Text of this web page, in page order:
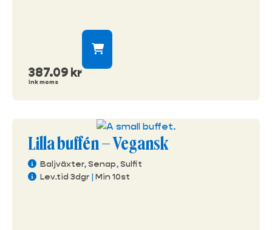
387.09kr
ink moms
Lilla buffén – Vegansk
Baljväxter,Senap,Sulfit
Lev.tid 3dgr | Min 10st